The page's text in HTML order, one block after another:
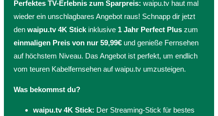
Perfektes TV-Erlebnis zum Sparpreis: waipu.tv haut mal
wieder ein unschlagbares Angebot raus! Schnapp dir jetzt
den waipu.tv 4K Stick inklusive 1 Jahr Perfect Plus zum
einmaligen Preis von nur 59,99€ und genieße Fernsehen
auf höchstem Niveau. Das Angebot ist perfekt, um endlich
vom teuren Kabelfernsehen auf waipu.tv umzusteigen.
Was bekommst du?
waipu.tv 4K Stick: Der Streaming-Stick für bestes